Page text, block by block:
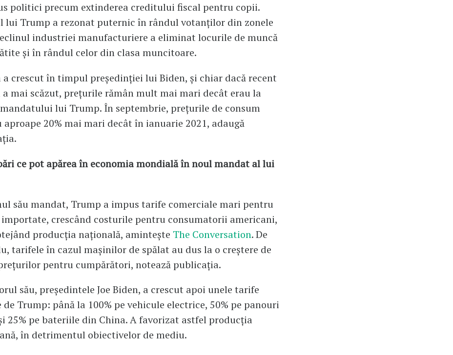
politici precum extinderea creditului fiscal pentru copii.
lui Trump a rezonat puternic în rândul votanților din zonele
industriei manufacturiere a eliminat locurile de muncă
și în rândul celor din clasa muncitoare.
crescut în timpul președinției lui Biden, și chiar dacă recent
mai scăzut, prețurile rămân mult mai mari decât erau la
lui Trump. În septembrie, prețurile de consum
aproape 20% mai mari decât în ianuarie 2021, adaugă
ce pot apărea în economia mondială în noul mandat al lui
său mandat, Trump a impus tarife comerciale mari pentru
crescând costurile pentru consumatorii americani,
producția națională, amintește The Conversation. De
tarifele în cazul mașinilor de spălat au dus la o creștere de
pentru cumpărători, notează publicația.
său, președintele Joe Biden, a crescut apoi unele tarife
de Trump: până la 100% pe vehicule electrice, 50% pe panouri
25% pe bateriile din China. A favorizat astfel producția
în detrimentul obiectivelor de mediu.